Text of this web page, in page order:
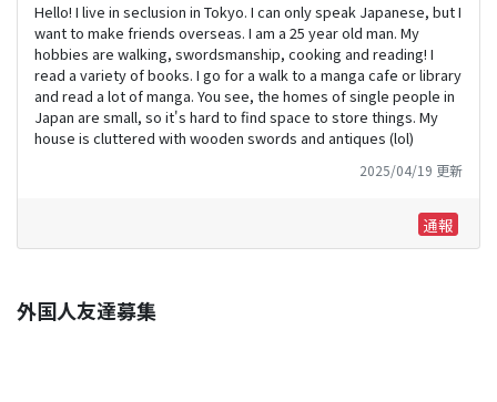
Hello! I live in seclusion in Tokyo. I can only speak Japanese, but I
want to make friends overseas. I am a 25 year old man. My
hobbies are walking, swordsmanship, cooking and reading! I
read a variety of books. I go for a walk to a manga cafe or library
and read a lot of manga. You see, the homes of single people in
Japan are small, so it's hard to find space to store things. My
house is cluttered with wooden swords and antiques (lol)
2025/04/19 更新
通報
外国人友達募集